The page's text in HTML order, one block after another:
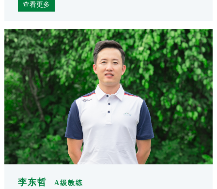
查看更多
李东哲 A级教练